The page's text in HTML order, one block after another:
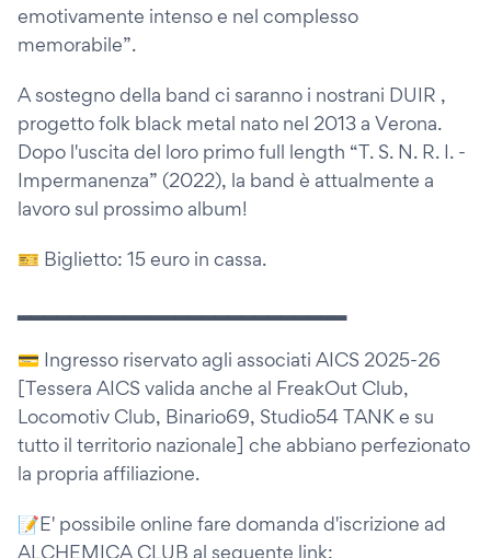
emotivamente intenso e nel complesso
memorabile”.
A sostegno della band ci saranno i nostrani DUIR ,
progetto folk black metal nato nel 2013 a Verona.
Dopo l'uscita del loro primo full length “T. S. N. R. I. -
Impermanenza” (2022), la band è attualmente a
lavoro sul prossimo album!
🎫 Biglietto: 15 euro in cassa.
💳 Ingresso riservato agli associati AICS 2025-26
[Tessera AICS valida anche al FreakOut Club,
Locomotiv Club, Binario69, Studio54 TANK e su
tutto il territorio nazionale] che abbiano perfezionato
la propria affiliazione.
📝E' possibile online fare domanda d'iscrizione ad
ALCHEMICA CLUB al seguente link: